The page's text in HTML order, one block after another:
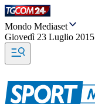
Mondo Mediaset
Giovedì 23 Luglio 2015